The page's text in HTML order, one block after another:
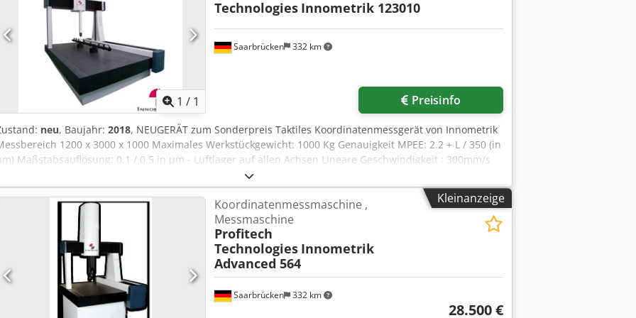
1 / 1
Saarbrücken 332 km
Technologies Innometrik 123010
Preisinfo
neu, Baujahr: 2018, NEUGERÄT zum Sonderpreis Taktiles Koordinatenmessgerät von Innometrik
1200 x 3000 x 1000 Maximales Werkstückgewicht: 1000 Kg Genauigkeit MPEE: 2.2 + L / 350 (in
Maßstabsauflösung: 0.1 / 0.5 in µm - Luftlager auf allen Achsen Lineare Geschwindigkeit : 300mm/s
Volumetrische Geschwindigkeit: 520 mm/s Tastsystem: Renishaw Tp200 inkl. 3 Module (SF, HF, LF) und
3 Fach Software: OptiCheck 4.5 & Virtual DMIS (getrennte Partitionen) Wahlweise auch
Polyworks nach Kundenwunsch -inkl. PC (Windows 7) Alternativ Windows 10 -inkl. 2 Monitoren -inkl. Maus
/ Tastatur Chsdpfx Aedyl H Nsbrea Bild : Schwestergerät
Kleinanzeige
Saarbrücken 332 km
Koordinatenmessmaschine ,
Messmaschine
Profitech
Technologies Innometrik
Advanced 564
28.500 €